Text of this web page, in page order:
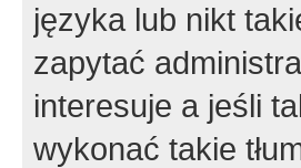
języka lub nikt
zapytać
interesuje a jeśli
wykonać takie